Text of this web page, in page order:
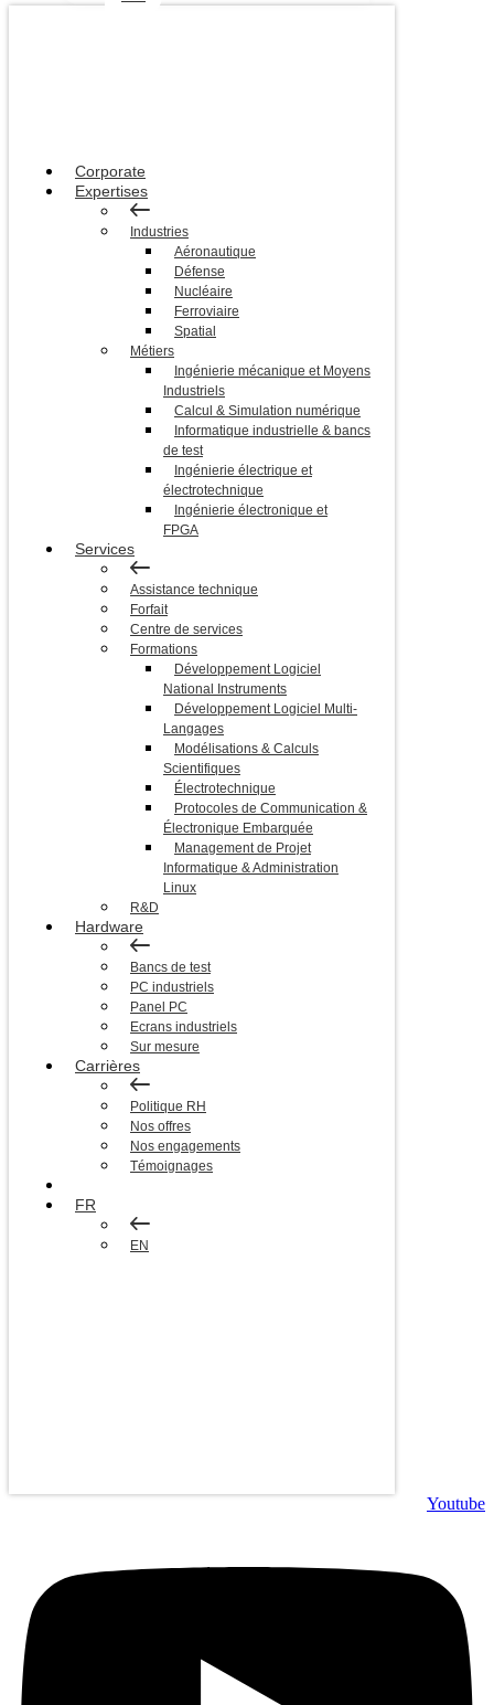
Corporate
Expertises
Industries
Aéronautique
Défense
Nucléaire
Ferroviaire
Spatial
Métiers
Ingénierie mécanique et Moyens
Industriels
Calcul & Simulation numérique
Informatique industrielle & bancs
de test
Ingénierie électrique et
électrotechnique
Ingénierie électronique et
FPGA
Services
Assistance technique
Forfait
Centre de services
Formations
Développement Logiciel
National Instruments
Développement Logiciel Multi-
Langages
Modélisations & Calculs
Scientifiques
Électrotechnique
Protocoles de Communication &
Électronique Embarquée
Management de Projet
Informatique & Administration
Linux
R&D
Hardware
Bancs de test
PC industriels
Panel PC
Ecrans industriels
Sur mesure
Carrières
Politique RH
Nos offres
Nos engagements
Témoignages
FR
EN
Youtube